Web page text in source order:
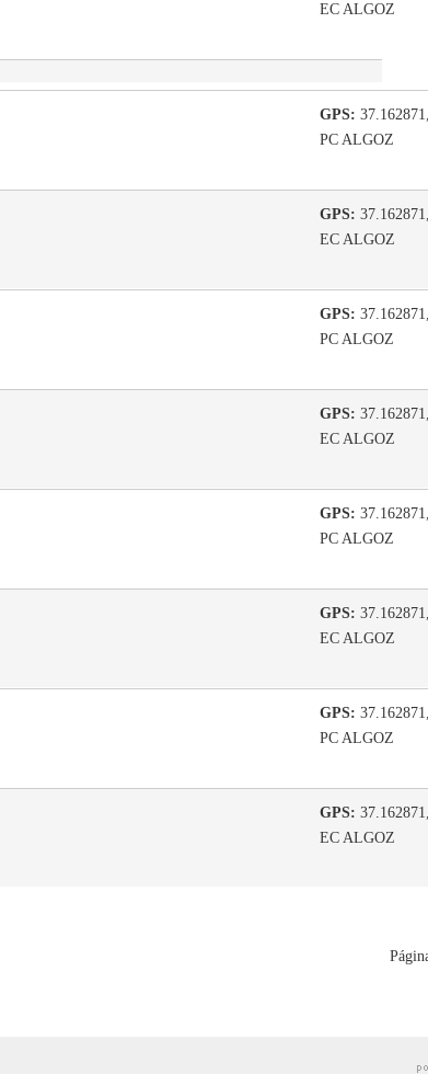
EC ALGOZ
GPS:
PC ALGOZ
GPS:
EC ALGOZ
GPS:
PC ALGOZ
GPS:
EC ALGOZ
GPS:
PC ALGOZ
GPS:
EC ALGOZ
GPS:
PC ALGOZ
GPS:
EC ALGOZ